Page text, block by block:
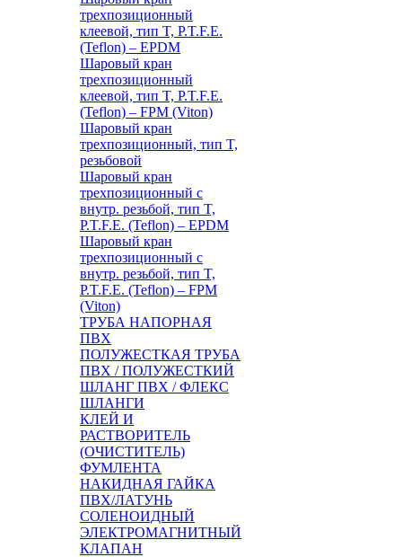
трехпозиционный
клеевой, тип T, P.T.F.E.
(Teflon) – EPDM
Шаровый кран
трехпозиционный
клеевой, тип T, P.T.F.E.
(Teflon) – FPM (Viton)
Шаровый кран
трехпозиционный, тип T,
резьбовой
Шаровый кран
трехпозиционный с
внутр. резьбой, тип T,
P.T.F.E. (Teflon) – EPDM
Шаровый кран
трехпозиционный с
внутр. резьбой, тип T,
P.T.F.E. (Teflon) – FPM
(Viton)
ТРУБА НАПОРНАЯ
ПВХ
ПОЛУЖЕСТКАЯ ТРУБА
ПВХ / ПОЛУЖЕСТКИЙ
ШЛАНГ ПВХ / ФЛЕКС
ШЛАНГИ
КЛЕЙ И
РАСТВОРИТЕЛЬ
(ОЧИСТИТЕЛЬ)
ФУМЛЕНТА
НАКИДНАЯ ГАЙКА
ПВХ/ЛАТУНЬ
СОЛЕНОИДНЫЙ
ЭЛЕКТРОМАГНИТНЫЙ
КЛАПАН